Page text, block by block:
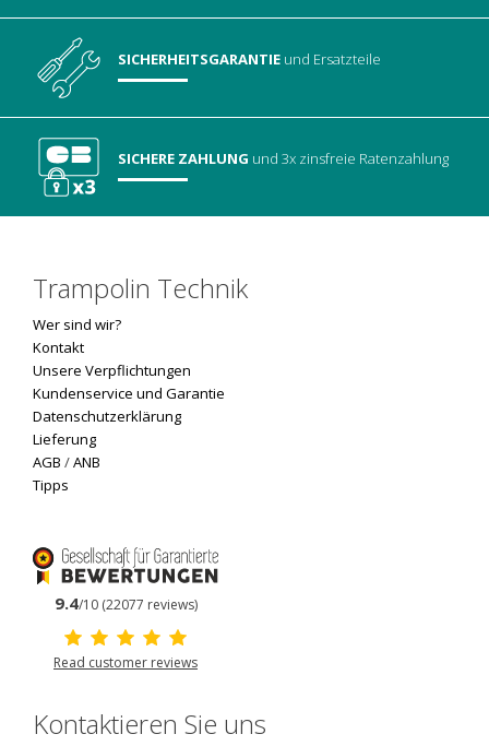
SICHERHEITSGARANTIE und Ersatzteile
SICHERE ZAHLUNG und 3x zinsfreie Ratenzahlung
Trampolin Technik
Wer sind wir?
Kontakt
Unsere Verpflichtungen
Kundenservice und Garantie
Datenschutzerklärung
Lieferung
AGB /ANB
Tipps
9.4/10 (22077 reviews)
Read customer reviews
Kontaktieren Sie uns